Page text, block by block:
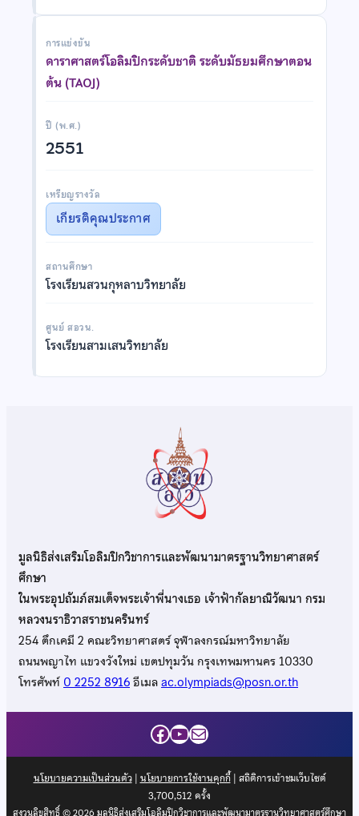
การแข่งขัน
ดาราศาสตร์โอลิมปิกระดับชาติ ระดับมัธยมศึกษาตอน
ต้น (TAOJ)
ปี (พ.ศ.)
2551
เหรียญรางวัล
เกียรติคุณประกาศ
สถานศึกษา
โรงเรียนสวนกุหลาบวิทยาลัย
ศูนย์ สอวน.
โรงเรียนสามเสนวิทยาลัย
มูลนิธิส่งเสริมโอลิมปิกวิชาการและพัฒนามาตรฐานวิทยาศาสตร์
ศึกษา
ในพระอุปถัมภ์สมเด็จพระเจ้าพี่นางเธอ เจ้าฟ้ากัลยาณิวัฒนา กรม
หลวงนราธิวาสราชนครินทร์
254 ตึกเคมี 2 คณะวิทยาศาสตร์ จุฬาลงกรณ์มหาวิทยาลัย
ถนนพญาไท แขวงวังใหม่ เขตปทุมวัน กรุงเทพมหานคร 10330
โทรศัพท์0 2252 8916อีเมลac.olympiads@posn.or.th
Facebook
YouTube
Mail
นโยบายความเป็นส่วนตัว| นโยบายการใช้งานคุกกี้| สถิติการเข้าชมเว็บไซต์
3,700,512 ครั้ง
สงวนลิขสิทธิ์ © 2026 มูลนิธิส่งเสริมโอลิมปิกวิชาการและพัฒนามาตรฐานวิทยาศาสตร์ศึกษา